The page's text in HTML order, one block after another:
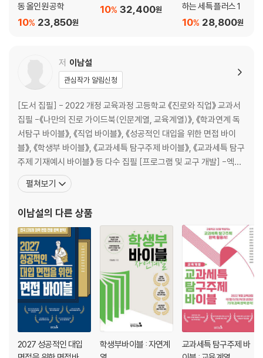
동 올인원 공학
23,850원
10%
32,400원
10%
하는 세특 플러스 1
28,800원
10%
저 이남설
관심작가 알림신청
[도서 집필] - 2022 개정 교육과정 고등학교 《진로와 직업》 교과서
집필 -《나만의 진로 가이드북(인문계열, 교육계열)》, 《학과연계 독
서탐구 바이블》, 《직업 바이블》, 《성공적인 대입을 위한 면접 바이
블》, 《학생부 바이블》, 《교과세특 탐구주제 바이블》, 《교과세특 탐구
주제 기재예시 바이블》 등 다수 집필 [프로그램 및 교구 개발] -엑셀
을 활용한 '교과세특 전문가', '진로기반 학생부', '진로진학 수시상
담', '1만 시간의 법칙 공부 시간 관리' 등 다수 프로그램 개발 -고등 진
워크북
펼쳐보기
이남설의 다른 상품
2027 성공적인 대입
학생부바이블 : 자연계
교과세특 탐구주제 바